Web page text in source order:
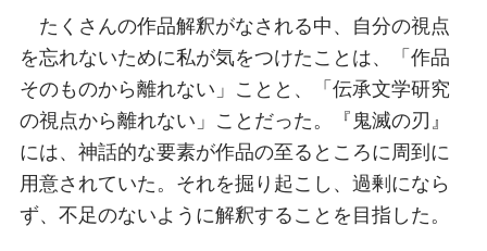
たくさんの作品解釈がなされる中、自分の視点
を忘れないために私が気をつけたことは、「作品
そのものから離れない」ことと、「伝承文学研究
の視点から離れない」ことだった。『鬼滅の刃』
には、神話的な要素が作品の至るところに周到に
用意されていた。それを掘り起こし、過剰になら
ず、不足のないように解釈することを目指した。